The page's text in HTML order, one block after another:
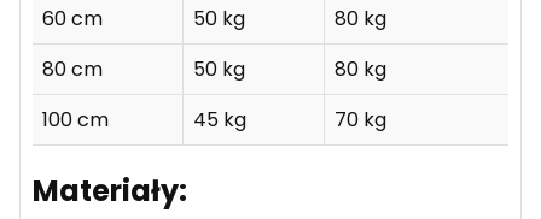
60 cm
50 kg
80 kg
80 cm
50 kg
80 kg
100 cm
45 kg 70 kg
Materiały: